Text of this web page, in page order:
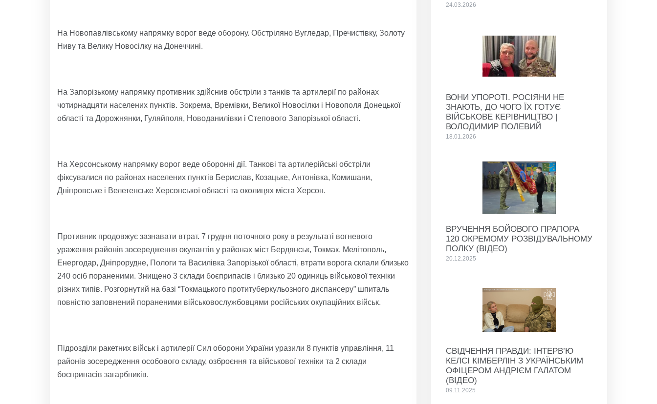
На Новопавлівському напрямку ворог веде оборону. Обстріляно Вугледар, Пречистівку, Золоту
Ниву та Велику Новосілку на Донеччині.
На Запорізькому напрямку противник здійснив обстріли з танків та артилерії по районах
чотирнадцяти населених пунктів. Зокрема, Времівки, Великої Новосілки і Новополя Донецької
області та Дорожнянки, Гуляйполя, Новоданилівки і Степового Запорізької області.
На Херсонському напрямку ворог веде оборонні дії. Танкові та артилерійські обстріли
фіксувалися по районах населених пунктів Берислав, Козацьке, Антонівка, Комишани,
Дніпровське і Велетенське Херсонської області та околицях міста Херсон.
Противник продовжує зазнавати втрат. 7 грудня поточного року в результаті вогневого
ураження районів зосередження окупантів у районах міст Бердянськ, Токмак, Мелітополь,
Енергодар, Дніпрорудне, Пологи та Василівка Запорізької області, втрати ворога склали близько
240 осіб пораненими. Знищено 3 склади боєприпасів і близько 20 одиниць військової техніки
різних типів. Розгорнутий на базі “Токмацького протитуберкульозного диспансеру” шпиталь
повністю заповнений пораненими військовослужбовцями російських окупаційних військ.
Підрозділи ракетних військ і артилерії Сил оборони України уразили 8 пунктів управління, 11
районів зосередження особового складу, озброєння та військової техніки та 2 склади
боєприпасів загарбників.
24.03.2026
ВОНИ УПОРОТІ. РОСІЯНИ НЕ
ЗНАЮТЬ, ДО ЧОГО ЇХ ГОТУЄ
ВІЙСЬКОВЕ КЕРІВНИЦТВО |
ВОЛОДИМИР ПОЛЕВИЙ
18.01.2026
ВРУЧЕННЯ БОЙОВОГО ПРАПОРА
120 ОКРЕМОМУ РОЗВІДУВАЛЬНОМУ
ПОЛКУ (ВІДЕО)
20.12.2025
СВІДЧЕННЯ ПРАВДИ: ІНТЕРВ’Ю
КЕЛСІ КІМБЕРЛІН З УКРАЇНСЬКИМ
ОФІЦЕРОМ АНДРІЄМ ГАЛАТОМ
(ВІДЕО)
09.11.2025